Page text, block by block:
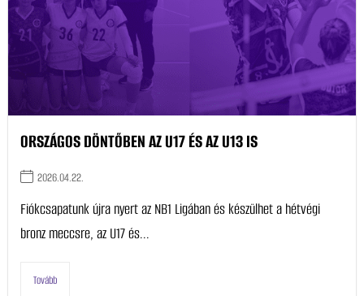
ORSZÁGOS DÖNTŐBEN AZ U17 ÉS AZ U13 IS
2026.04.22.
Fiókcsapatunk újra nyert az NB1 Ligában és készülhet a hétvégi
bronz meccsre, az U17 és...
Tovább